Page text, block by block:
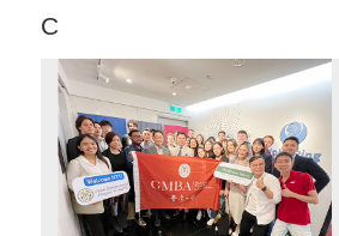
C